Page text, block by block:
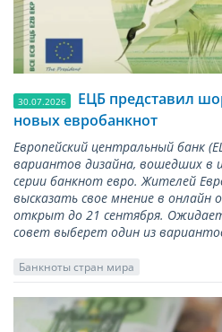
30.07.2026
ЕЦБ представил
новых евробанкнот
Европейский центральный банк
вариантов дизайна, вошедших в
серии банкнот евро. Жителей
высказать свое мнение в онлайн
открыт до 21 сентября.
совет выберет один из
Банкноты стран мира